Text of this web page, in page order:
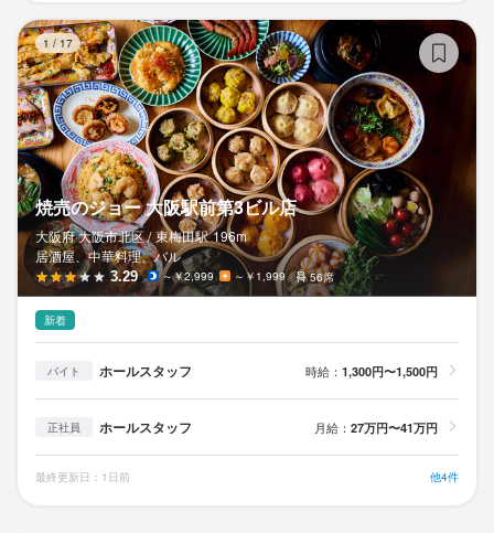
1 / 17
焼売のジョー 大阪駅前第3ビル店
大阪府 大阪市北区 / 東梅田駅 196m
居酒屋、中華料理、バル
3.29 ～￥2,999 ～￥1,999 56席
新着
バイト ホールスタッフ 時給： 1,300円〜1,500円
正社員 ホールスタッフ 月給： 27万円〜41万円
最終更新日：1日前 他4件